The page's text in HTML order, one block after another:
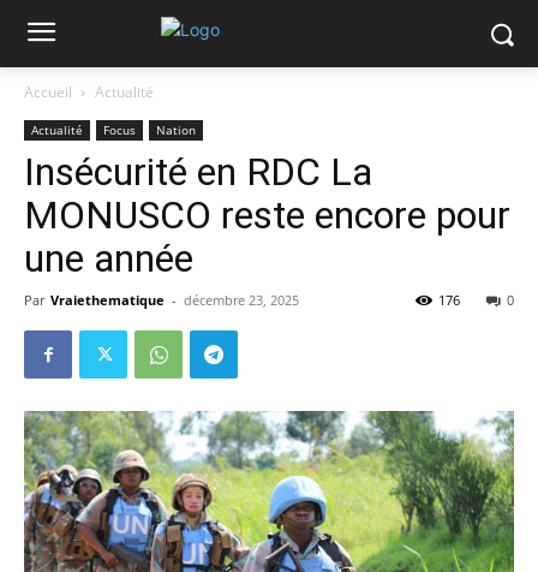
Accueil Actualité
Actualité Focus Nation
Insécurité en RDC La
MONUSCO reste encore pour
une année
Par Vraiethematique - décembre 23, 2025 0
176